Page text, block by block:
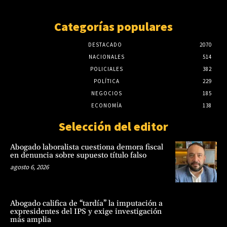
Categorías populares
DESTACADO
2070
NACIONALES
514
POLICIALES
382
POLÍTICA
229
NEGOCIOS
185
ECONOMÍA
138
Selección del editor
Abogado laboralista cuestiona demora fiscal
en denuncia sobre supuesto título falso
agosto 6, 2026
Abogado califica de “tardía” la imputación a
expresidentes del IPS y exige investigación
más amplia